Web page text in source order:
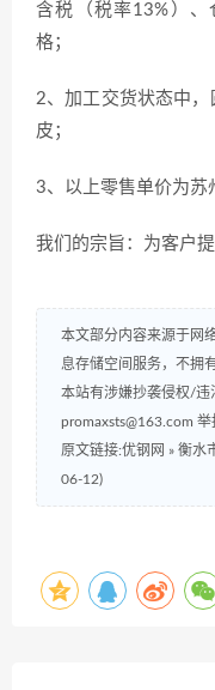
含税（税率13%）
格；
2、加工交货状态中
皮；
3、以上零售单价为苏
我们的宗旨：为客户
本文部分内容来源于网
息存储空间服务，不拥
本站有涉嫌抄袭侵权/违
promaxsts@163.com
原文链接:优钢网 » 衡水
06-12)